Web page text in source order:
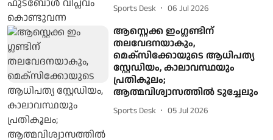
Sports Desk 06 Jul 2026
ആസ്റ്റെക്ക ഇം​ഗ്ലണ്ടിന്
തലവേദനയാകും,
മെക്സിക്കോയുടെ ആധിപത്യ
സ്റ്റേഡിയം, കാലാവസ്ഥയും
പ്രതികൂലം;
ആത്മവിശ്വാസത്തിൽ ടുച്ചേലും
Sports Desk 05 Jul 2026